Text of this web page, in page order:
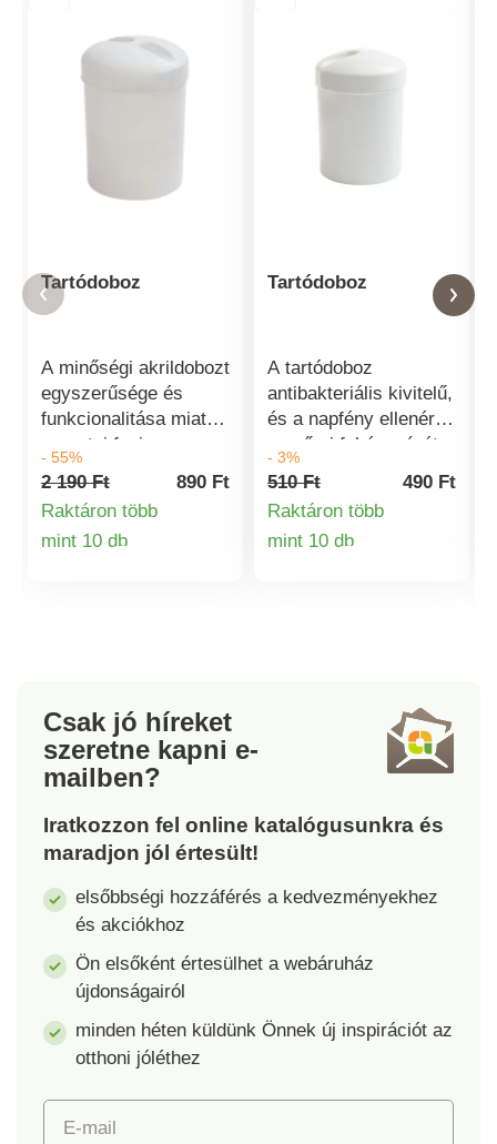
Tartódoboz
A minőségi akrildobozt
egyszerűsége és
funkcionalitása miatt
szeretni fogja.
Praktikus és nemcsak
különböző apró
tárgyak tárolására is
fedeles tégely
antibakteriális, és még
mindig megőrzi
Méretek: 13,7 x 13,7 x
19,5 cm. Térfogat:
- 55%
2 190 Ft
890 Ft
Raktáron több
mint 10 dbTermékinformációk
Tartódoboz
A tartódoboz
antibakteriális kivitelű,
és a napfény ellenére
megőrzi fehér színét.
- 3%
510 Ft
490 Ft
Raktáron több
mint 10 db
Csak jó híreket
szeretne kapni e-
mailben?
Iratkozzon fel online katalógusunkra és
maradjon jól értesült!
elsőbbségi hozzáférés a kedvezményekhez
és akciókhoz
Ön elsőként értesülhet a webáruház
újdonságairól
minden héten küldünk Önnek új inspirációt az
otthoni jóléthez
E-mail